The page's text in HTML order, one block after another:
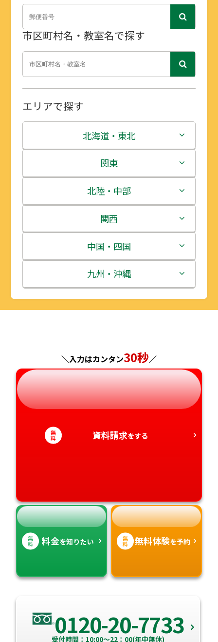
市区町村名・教室名で探す
エリアで探す
北海道・東北
北海道
青森県
岩手県
宮城県
秋田県
山形県
関東
茨城県
栃木県
群馬県
埼玉県
千葉県
神奈川県
北陸・中部
新潟県
富山県
石川県
福井県
長野県
岐阜県
静岡県
愛知県
関西
三重県
滋賀県
京都府
兵庫県
奈良県
和歌山県
中国・四国
鳥取県
島根県
広島県
山口県
徳島県
香川県
九州・沖縄
福岡県
長崎県
熊本県
大分県
宮崎県
＼入力はカンタン30秒／
無
料 資料請求をする
無
料 料金を知りたい 無
料 無料体験を予約
0120-20-7733
受付時間：10:00～22：00(年中無休)